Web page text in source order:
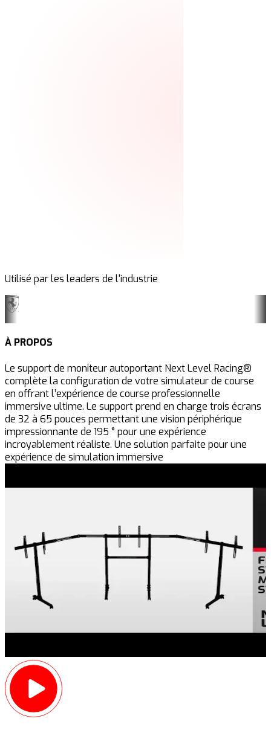
Utilisé par les leaders de l'industrie
À PROPOS
Le support de moniteur autoportant Next Level Racing®
complète la configuration de votre simulateur de course
en offrant l’expérience de course professionnelle
immersive ultime. Le support prend en charge trois écrans
de 32 à 65 pouces permettant une vision périphérique
impressionnante de 195 ° pour une expérience
incroyablement réaliste. Une solution parfaite pour une
expérience de simulation immersive